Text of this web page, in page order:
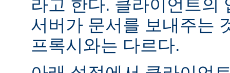
라고 한다. 클라이언트의
서버가 문서를 보내주는
프록시와는 다르다.